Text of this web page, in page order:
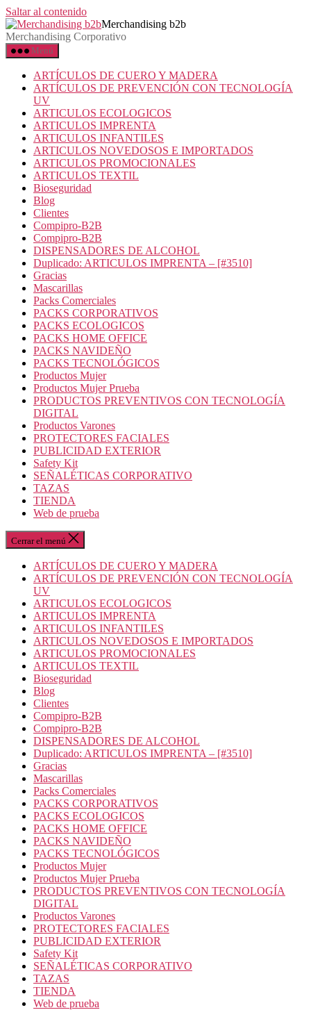
Saltar al contenido
Merchandising b2b
Merchandising Corporativo
Menú
ARTÍCULOS DE CUERO Y MADERA
ARTÍCULOS DE PREVENCIÓN CON TECNOLOGÍA
UV
ARTICULOS ECOLOGICOS
ARTICULOS IMPRENTA
ARTICULOS INFANTILES
ARTICULOS NOVEDOSOS E IMPORTADOS
ARTICULOS PROMOCIONALES
ARTICULOS TEXTIL
Bioseguridad
Blog
Clientes
Compipro-B2B
Compipro-B2B
DISPENSADORES DE ALCOHOL
Duplicado: ARTICULOS IMPRENTA – [#3510]
Gracias
Mascarillas
Packs Comerciales
PACKS CORPORATIVOS
PACKS ECOLOGICOS
PACKS HOME OFFICE
PACKS NAVIDEÑO
PACKS TECNOLÓGICOS
Productos Mujer
Productos Mujer Prueba
PRODUCTOS PREVENTIVOS CON TECNOLOGÍA
DIGITAL
Productos Varones
PROTECTORES FACIALES
PUBLICIDAD EXTERIOR
Safety Kit
SEÑALÉTICAS CORPORATIVO
TAZAS
TIENDA
Web de prueba
Cerrar el menú
ARTÍCULOS DE CUERO Y MADERA
ARTÍCULOS DE PREVENCIÓN CON TECNOLOGÍA
UV
ARTICULOS ECOLOGICOS
ARTICULOS IMPRENTA
ARTICULOS INFANTILES
ARTICULOS NOVEDOSOS E IMPORTADOS
ARTICULOS PROMOCIONALES
ARTICULOS TEXTIL
Bioseguridad
Blog
Clientes
Compipro-B2B
Compipro-B2B
DISPENSADORES DE ALCOHOL
Duplicado: ARTICULOS IMPRENTA – [#3510]
Gracias
Mascarillas
Packs Comerciales
PACKS CORPORATIVOS
PACKS ECOLOGICOS
PACKS HOME OFFICE
PACKS NAVIDEÑO
PACKS TECNOLÓGICOS
Productos Mujer
Productos Mujer Prueba
PRODUCTOS PREVENTIVOS CON TECNOLOGÍA
DIGITAL
Productos Varones
PROTECTORES FACIALES
PUBLICIDAD EXTERIOR
Safety Kit
SEÑALÉTICAS CORPORATIVO
TAZAS
TIENDA
Web de prueba